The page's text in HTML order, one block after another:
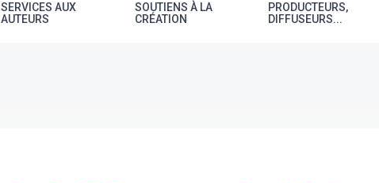
SERVICES AUX
AUTEURS
SOUTIENS À LA
CRÉATION
PRODUCTEURS,
DIFFUSEURS...